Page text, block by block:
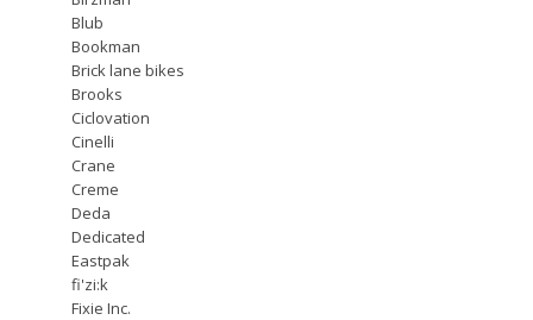
Blub
Bookman
Brick lane bikes
Brooks
Ciclovation
Cinelli
Crane
Creme
Deda
Dedicated
Eastpak
fi'zi:k
Fixie Inc.